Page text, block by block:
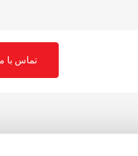
تماس با